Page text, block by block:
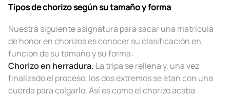
Tipos de chorizo según su tamaño y forma
Nuestra siguiente asignatura para sacar una matrícula
de honor en chorizos es conocer su clasificación en
función de su tamaño y su forma:
Chorizo en herradura. La tripa se rellena y, una vez
finalizado el proceso, los dos extremos se atan con una
cuerda para colgarlo. Así es como el chorizo acaba